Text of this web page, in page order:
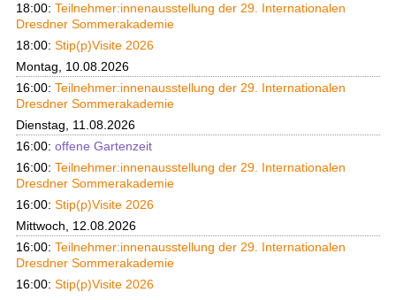
18:00: Teilnehmer:innenausstellung der 29. Internationalen
Dresdner Sommerakademie
18:00: Stip(p)Visite 2026
Montag, 10.08.2026
16:00: Teilnehmer:innenausstellung der 29. Internationalen
Dresdner Sommerakademie
Dienstag, 11.08.2026
16:00: offene Gartenzeit
16:00: Teilnehmer:innenausstellung der 29. Internationalen
Dresdner Sommerakademie
16:00: Stip(p)Visite 2026
Mittwoch, 12.08.2026
16:00: Teilnehmer:innenausstellung der 29. Internationalen
Dresdner Sommerakademie
16:00: Stip(p)Visite 2026